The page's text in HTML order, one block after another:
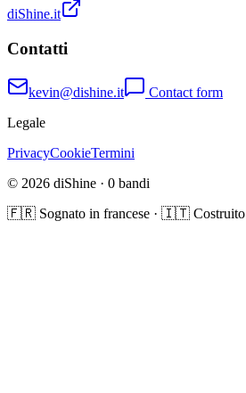
diShine.it
Contatti
kevin@dishine.it
Contact form
Legale
PrivacyCookieTermini
© 2026 diShine · 0 bandi
🇫🇷 Sognato in francese · 🇮🇹 Costruito